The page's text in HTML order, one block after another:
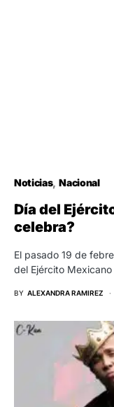
Noticias Nacional
Día del
celebra?
El pasado 19 de
del Ejército
BY ALEXANDRA RAMIREZ